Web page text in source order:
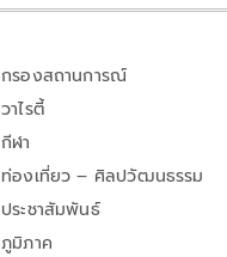
กรองสถานการณ์
วาไรตี้
กีฬา
ท่องเที่ยว – ศิลปวัฒนธรรม
ประชาสัมพันธ์
ภูมิภาค